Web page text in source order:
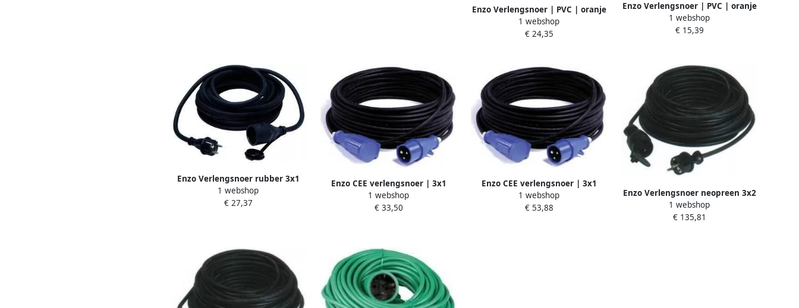
Enzo Verlengsnoer | PVC | oranje
| 2x1qmm | 20m 1167050
1 webshop
€ 24,35
Enzo Verlengsnoer | PVC | oranje
| 2x1qmm | 10m 1167045
1 webshop
€ 15,39
Enzo Verlengsnoer rubber 3x1
5qmm 10m 1167070
1 webshop
€ 27,37
Enzo CEE verlengsnoer | 3x1
5qmm | 10m | H07 | IP44
6314900
1 webshop
€ 33,50
Enzo CEE verlengsnoer | 3x1
5qmm | 20m | H07 | IP44
6314910
1 webshop
€ 53,88
Enzo Verlengsnoer neopreen 3x2
5qmm 25 meter 1167128
1 webshop
€ 135,81